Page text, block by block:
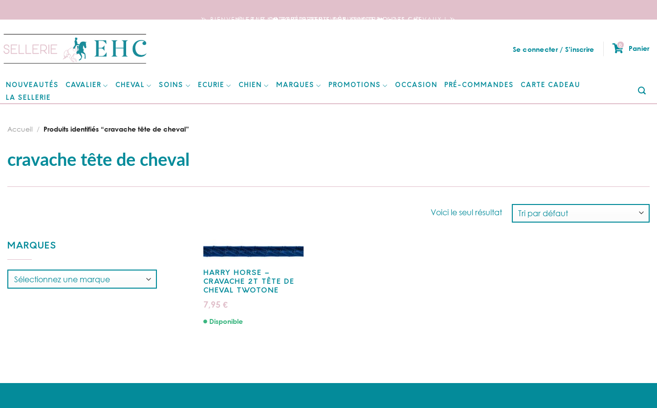
🦄 BIENVENUE SUR NOTRE SITE DEDIE AUX AMOUREUX DES CHEVAUX ! 🦄
📦 FRAIS DE PORT OFFERTS DÈS 150€ D’ACHATS ! 📦
❤️ EXPÉDITIONS WORLDWIDE ❤️
to
content
Se connecter / S’inscrire
0 Panier
NOUVEAUTÉS CAVALIER CHEVAL SOINS ECURIE CHIEN MARQUES PROMOTIONS OCCASION PRÉ-COMMANDES
CARTE CADEAU
LA SELLERIE
cravache tête de cheval
Accueil / Produits identifiés “cravache tête de cheval”
Voici le seul résultat
MARQUES
HARRY HORSE –
CRAVACHE 2T TÊTE DE
CHEVAL TWOTONE
7,95 €
Disponible